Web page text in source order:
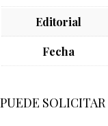
Editorial
Fecha
PUEDE